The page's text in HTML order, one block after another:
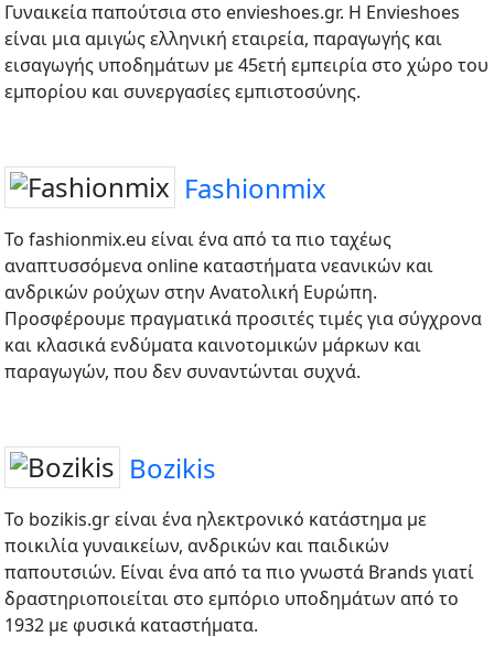
Γυναικεία παπούτσια στο envieshoes.gr. H Envieshoes
είναι μια αμιγώς ελληνική εταιρεία, παραγωγής και
εισαγωγής υποδημάτων με 45ετή εμπειρία στο χώρο του
εμπορίου και συνεργασίες εμπιστοσύνης.
Fashionmix
Το fashionmix.eu είναι ένα από τα πιο ταχέως
αναπτυσσόμενα online καταστήματα νεανικών και
ανδρικών ρούχων στην Ανατολική Ευρώπη.
Προσφέρουμε πραγματικά προσιτές τιμές για σύγχρονα
και κλασικά ενδύματα καινοτομικών μάρκων και
παραγωγών, που δεν συναντώνται συχνά.
Bozikis
Το bozikis.gr είναι ένα ηλεκτρονικό κατάστημα με
ποικιλία γυναικείων, ανδρικών και παιδικών
παπουτσιών. Είναι ένα από τα πιο γνωστά Brands γιατί
δραστηριοποιείται στο εμπόριο υποδημάτων από το
1932 με φυσικά καταστήματα.